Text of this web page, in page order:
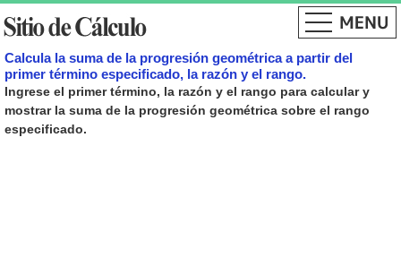
Calcula la suma de la progresión geométrica a partir del
primer término especificado, la razón y el rango.
Ingrese el primer término, la razón y el rango para calcular y
mostrar la suma de la progresión geométrica sobre el rango
especificado.